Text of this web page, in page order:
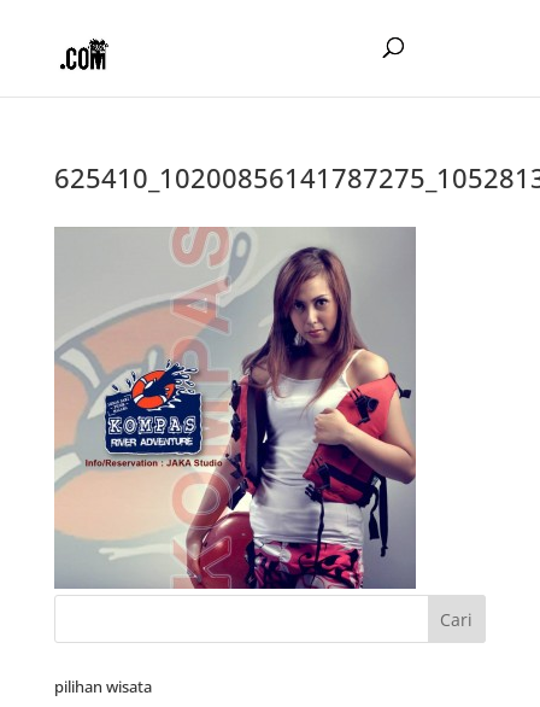
pilihan wisata